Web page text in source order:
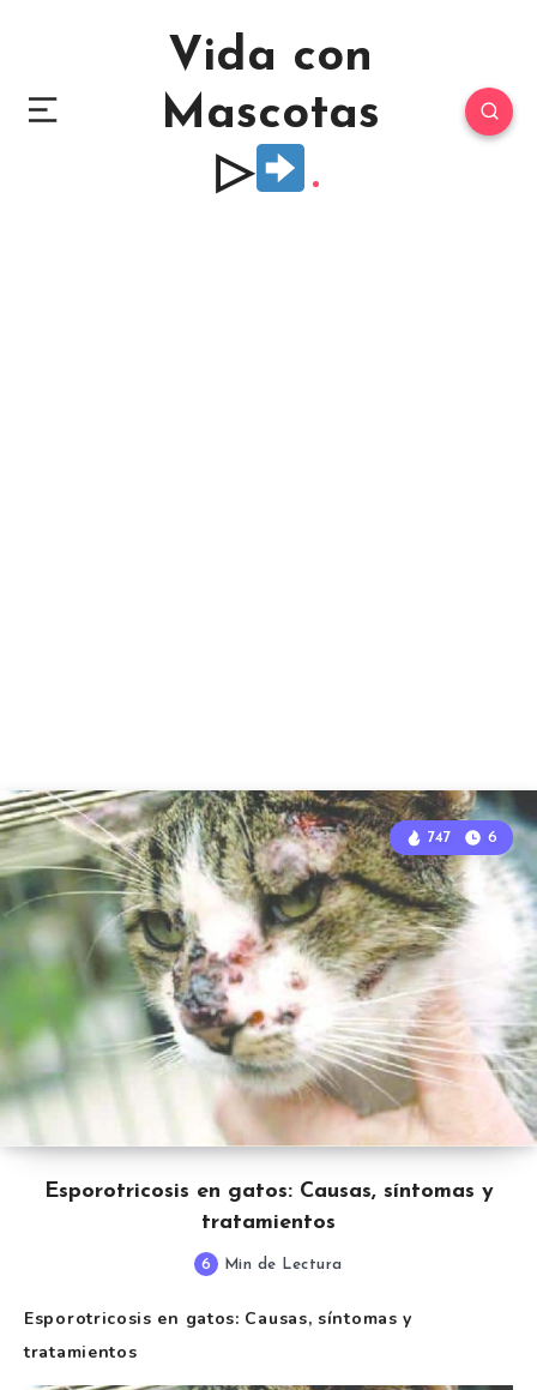
Vida con
Mascotas
▷
Esporotricosis en gatos: Causas, síntomas y
tratamientos
747 6
6 Min de Lectura
Esporotricosis en gatos: Causas, síntomas y
tratamientos